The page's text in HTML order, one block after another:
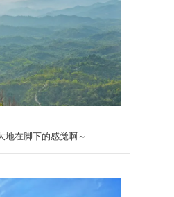
地在脚下的感觉啊～